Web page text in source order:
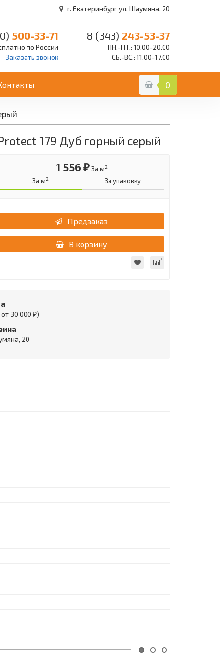
г. Екатеринбург ул. Шаумяна, 20
500-33-71
по России
Заказать звонок
8 (343) 243-53-37
ПН.-ПТ.: 10.00-20.00
СБ.-ВС.: 11.00-17.00
0
179 Дуб горный серый
1 556 ₽ За м2
За м2 За упаковку
Предзаказ
В корзину
30 000 ₽)
20